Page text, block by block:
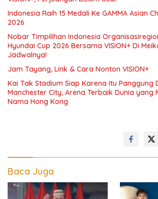
Indonesia Raih 15 Medali Ke GAMMA Asian
2026
Nobar Timpilihan Indonesia
Hyundai Cup 2026 Bersama VISION+ Di
Jadwalnya!
Jam Tayang, Link & Cara Nonton VISION+
Kai Tak Stadium Siap Karena Itu Panggung
Manchester City, Arena Terbaik Dunia yang
Nama Hong Kong
Baca Juga